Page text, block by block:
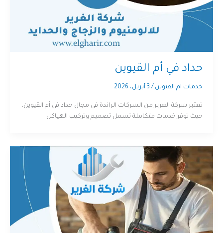
حداد في أم القيوين
خدمات ام القيوين / 3 أبريل، 2026
تعتبر شركة الغرير من الشركات الرائدة في مجال حداد في أم القيوين،
حيث توفر خدمات متكاملة تشمل تصميم وتركيب الهياكل